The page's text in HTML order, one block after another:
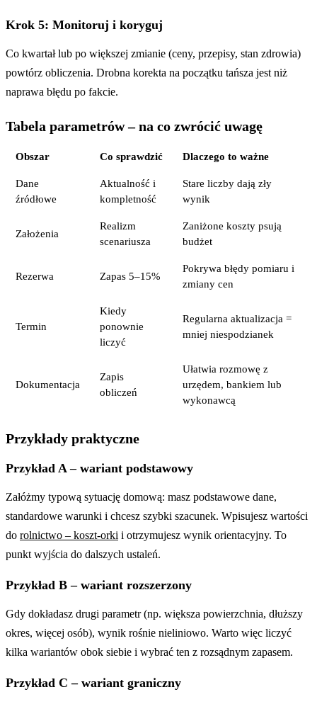
Krok 5: Monitoruj i koryguj
Co kwartał lub po większej zmianie (ceny, przepisy, stan zdrowia)
powtórz obliczenia. Drobna korekta na początku tańsza jest niż
naprawa błędu po fakcie.
Tabela parametrów – na co zwrócić uwagę
Obszar Co sprawdzić Dlaczego to ważne
Dane
źródłowe
Aktualność i
kompletność
Stare liczby dają zły
wynik
Założenia
Realizm
scenariusza
Zaniżone koszty psują
budżet
Rezerwa Zapas 5–15%
Pokrywa błędy pomiaru i
zmiany cen
Termin
Kiedy
ponownie
liczyć
Regularna aktualizacja =
mniej niespodzianek
Dokumentacja
Zapis
obliczeń
Ułatwia rozmowę z
urzędem, bankiem lub
wykonawcą
Przykłady praktyczne
Przykład A – wariant podstawowy
Załóżmy typową sytuację domową: masz podstawowe dane,
standardowe warunki i chcesz szybki szacunek. Wpisujesz wartości
do rolnictwo – koszt-orki i otrzymujesz wynik orientacyjny. To
punkt wyjścia do dalszych ustaleń.
Przykład B – wariant rozszerzony
Gdy dokładasz drugi parametr (np. większa powierzchnia, dłuższy
okres, więcej osób), wynik rośnie nieliniowo. Warto więc liczyć
kilka wariantów obok siebie i wybrać ten z rozsądnym zapasem.
Przykład C – wariant graniczny